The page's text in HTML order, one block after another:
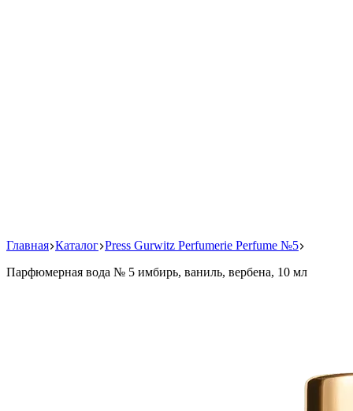
Главная Каталог Press Gurwitz Perfumerie Perfume №5
Парфюмерная вода № 5 имбирь, ваниль, вербена, 10 мл